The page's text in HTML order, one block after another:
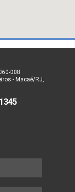
008
- Macaé/RJ,